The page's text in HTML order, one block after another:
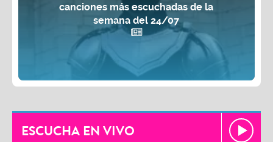
canciones más escuchadas de la
semana del 24/07
ESCUCHA EN VIVO